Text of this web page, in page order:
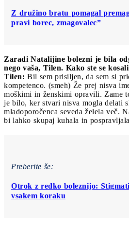
Z družino bratu pomagal
pravi borec, zmagovalec”
Zaradi Natalijine bolezni je bila
nego vaša, Tilen. Kako ste se
Tilen: Bil sem prisiljen, da sem si
kompetenco. (smeh) Že prej nisva
moškimi in ženskimi opravili. Zame
je bilo, ker stvari nisva mogla delati
mladoporočenca seveda želela več.
bi lahko skupaj kuhala in
Preberite še:
Otrok z redko boleznijo:
vsakem koraku